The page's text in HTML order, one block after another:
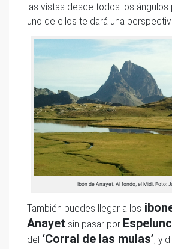
las vistas desde todos los ángulos
uno de ellos te dará una
Ibón de Anayet. Al fondo, el Midi. Foto:
También puedes llegar a los
Anayet sin pasar por
del ‘Corral de las mulas’, y